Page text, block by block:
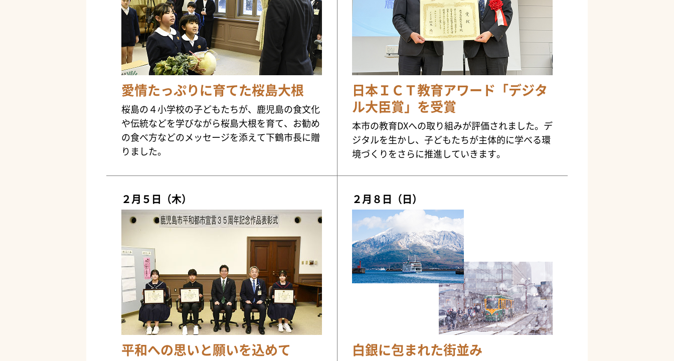
愛情たっぷりに育てた桜島大根
桜島の４小学校の子どもたちが、鹿児島の食文化
や伝統などを学びながら桜島大根を育て、お勧め
の食べ方などのメッセージを添えて下鶴市長に贈
りました。
日本ＩＣＴ教育アワード「デジタ
ル大臣賞」を受賞
本市の教育DXへの取り組みが評価されました。デ
ジタルを生かし、子どもたちが主体的に学べる環
境づくりをさらに推進していきます。
２月５日（木）
平和への思いと願いを込めて
２月８日（日）
白銀に包まれた街並み